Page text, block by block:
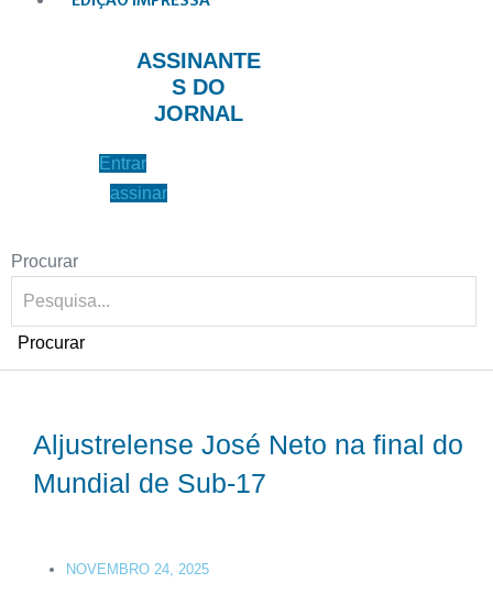
ASSINANTE
S DO
JORNAL
Entrar
assinar
Procurar
Procurar
Aljustrelense José Neto na final do
Mundial de Sub-17
NOVEMBRO 24, 2025